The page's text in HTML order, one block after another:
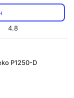
4.8
P1250-D